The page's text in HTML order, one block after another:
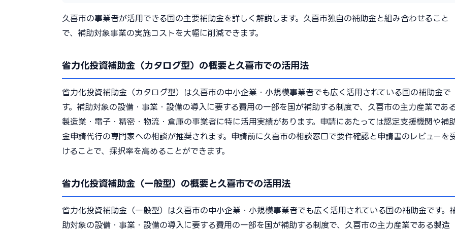
久喜市の事業者が活用できる国の主要補助金を詳しく解説します。久喜市独自の補助金と組み合わせること
で、補助対象事業の実施コストを大幅に削減できます。
省力化投資補助金（カタログ型）の概要と久喜市での活用法
省力化投資補助金（カタログ型）は久喜市の中小企業・小規模事業者でも広く活用されている国の補助金で
す。補助対象の設備・事業・設備の導入に要する費用の一部を国が補助する制度で、久喜市の主力産業であ
製造業・電子・精密・物流・倉庫の事業者に特に活用実績があります。申請にあたっては認定支援機関や補
金申請代行の専門家への相談が推奨されます。申請前に久喜市の相談窓口で要件確認と申請書のレビューを
けることで、採択率を高めることができます。
省力化投資補助金（一般型）の概要と久喜市での活用法
省力化投資補助金（一般型）は久喜市の中小企業・小規模事業者でも広く活用されている国の補助金です。
助対象の設備・事業・設備の導入に要する費用の一部を国が補助する制度で、久喜市の主力産業である製造